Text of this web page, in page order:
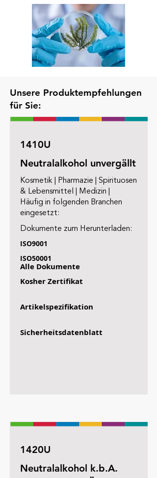
Unsere Produktempfehlungen
für Sie:
1410U
Neutralalkohol unvergällt
Kosmetik | Pharmazie | Spirituosen
& Lebensmittel | Medizin |
Häufig in folgenden Branchen
eingesetzt:
Dokumente zum Herunterladen:
ISO9001
ISO50001
Kosher Zertifikat
Alle Dokumente
Artikelspezifikation
Sicherheitsdatenblatt
1420U
Neutralalkohol k.b.A.